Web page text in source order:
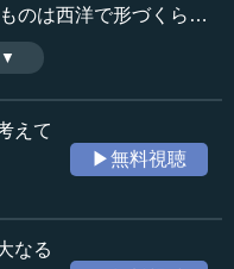
のは西洋で形づくられ
た大家族主義に立脚し
人はそれを民主主義と
主義は一切捨てて、民
て、歴史に則った新し
メということである。
▼
えて
▶無料視聴
なる